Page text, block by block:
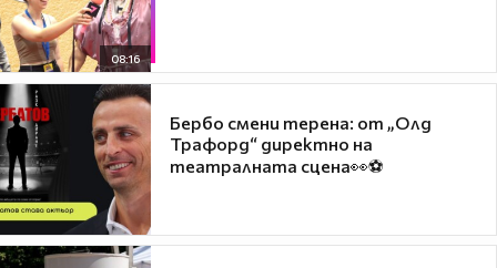
08:16
Бербо смени терена: от „Олд
Трафорд“ директно на
театралната сцена👀⚽